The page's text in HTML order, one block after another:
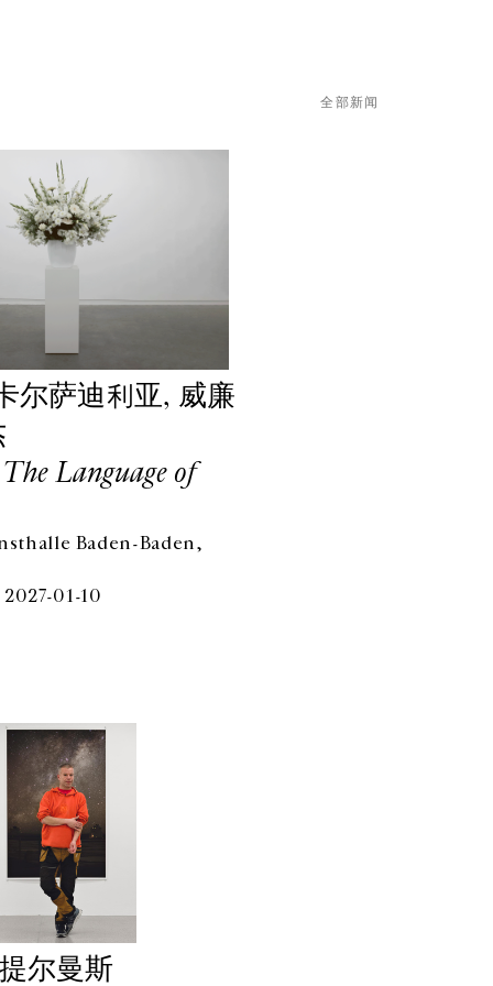
全部新闻
尔萨迪利亚, 威廉
Language of
Baden-Baden,
01-10
尔曼斯